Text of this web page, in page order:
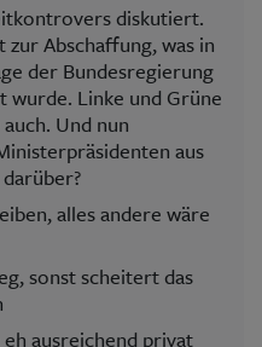
diskutiert.
Abschaffung, was in
der Bundesregierung
Linke und Grüne
Und nun
aus
alles andere wäre
sonst scheitert das
ausreichend privat